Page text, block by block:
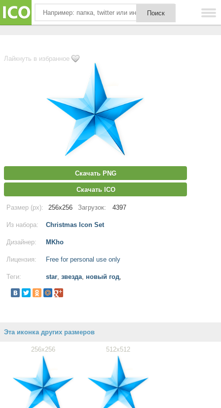
Лайкнуть в избранное
Скачать PNG
Скачать ICO
Размер (px): 256x256 Загрузок: 4397
Из набора: Christmas Icon Set
Дизайнер: MKho
Лицензия: Free for personal use only
Теги: star, звезда, новый год,
Эта иконка других размеров
256x256 512x512